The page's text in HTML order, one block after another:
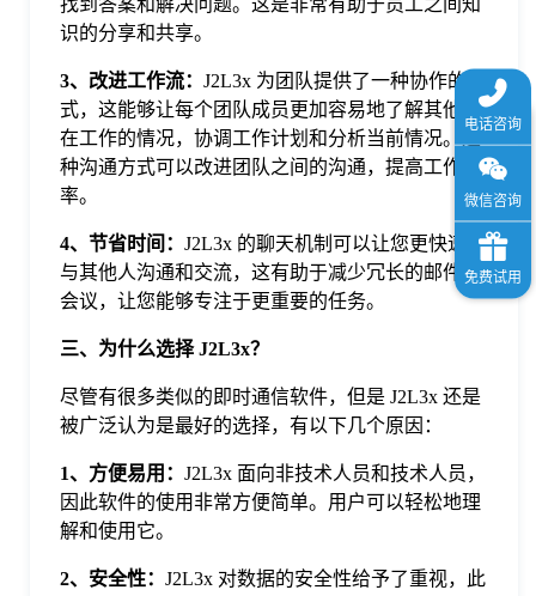
找到答案和解决问题。这是非常有助于员工之间知
识的分享和共享。
3、改进工作流： J2L3x 为团队提供了一种协作的方
式，这能够让每个团队成员更加容易地了解其他人
在工作的情况，协调工作计划和分析当前情况。这
种沟通方式可以改进团队之间的沟通，提高工作效
率。
4、节省时间： J2L3x 的聊天机制可以让您更快速地
与其他人沟通和交流，这有助于减少冗长的邮件和
会议，让您能够专注于更重要的任务。
三、为什么选择 J2L3x？
尽管有很多类似的即时通信软件，但是 J2L3x 还是
被广泛认为是最好的选择，有以下几个原因：
1、方便易用： J2L3x 面向非技术人员和技术人员，
因此软件的使用非常方便简单。用户可以轻松地理
解和使用它。
2、安全性： J2L3x 对数据的安全性给予了重视，此